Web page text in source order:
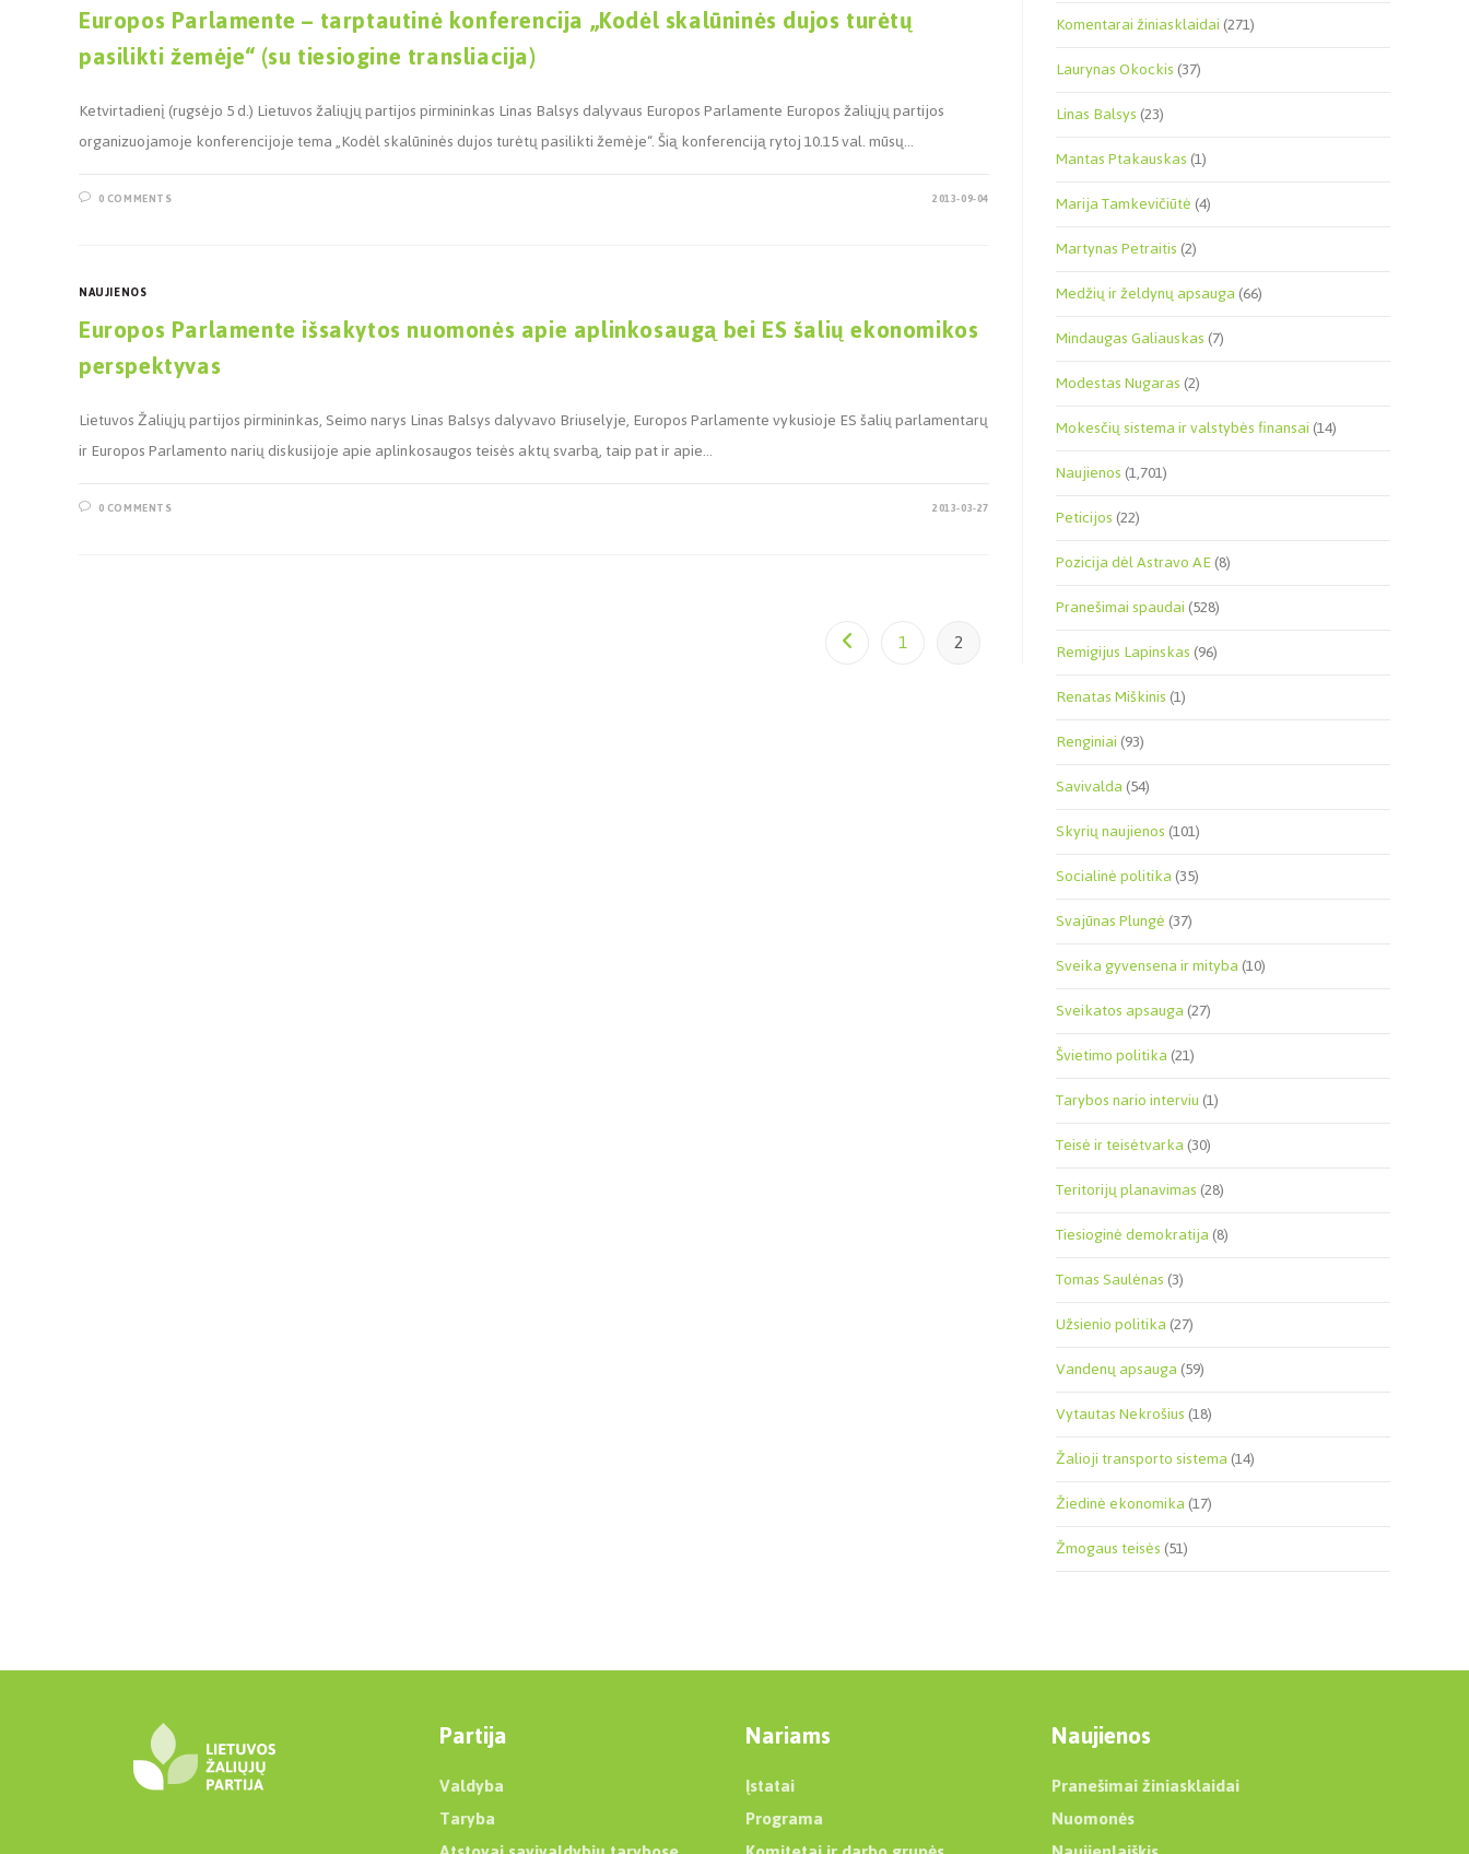
Europos Parlamente – tarptautinė konferencija „Kodėl skalūninės dujos turėtų
pasilikti žemėje“ (su tiesiogine transliacija)
Ketvirtadienį (rugsėjo 5 d.) Lietuvos žaliųjų partijos pirmininkas Linas Balsys dalyvaus Europos Parlamente Europos žaliųjų partijos
organizuojamoje konferencijoje tema „Kodėl skalūninės dujos turėtų pasilikti žemėje“. Šią konferenciją rytoj 10.15 val. mūsų…
0 COMMENTS 2013-09-04
NAUJIENOS
Europos Parlamente išsakytos nuomonės apie aplinkosaugą bei ES šalių ekonomikos
perspektyvas
Lietuvos Žaliųjų partijos pirmininkas, Seimo narys Linas Balsys dalyvavo Briuselyje, Europos Parlamente vykusioje ES šalių parlamentarų
ir Europos Parlamento narių diskusijoje apie aplinkosaugos teisės aktų svarbą, taip pat ir apie…
0 COMMENTS 2013-03-27
1 2
Komentarai žiniasklaidai(271)
Laurynas Okockis(37)
Linas Balsys(23)
Mantas Ptakauskas(1)
Marija Tamkevičiūtė(4)
Martynas Petraitis(2)
Medžių ir želdynų apsauga(66)
Mindaugas Galiauskas(7)
Modestas Nugaras(2)
Mokesčių sistema ir valstybės finansai(14)
Naujienos(1,701)
Peticijos(22)
Pozicija dėl Astravo AE(8)
Pranešimai spaudai(528)
Remigijus Lapinskas(96)
Renatas Miškinis(1)
Renginiai(93)
Savivalda(54)
Skyrių naujienos(101)
Socialinė politika(35)
Svajūnas Plungė(37)
Sveika gyvensena ir mityba(10)
Sveikatos apsauga(27)
Švietimo politika(21)
Tarybos nario interviu(1)
Teisė ir teisėtvarka(30)
Teritorijų planavimas(28)
Tiesioginė demokratija(8)
Tomas Saulėnas(3)
Užsienio politika(27)
Vandenų apsauga(59)
Vytautas Nekrošius(18)
Žalioji transporto sistema(14)
Žiedinė ekonomika(17)
Žmogaus teisės(51)
Partija
Valdyba
Taryba
Nariams
Įstatai
Programa
Naujienos
Pranešimai žiniasklaidai
Nuomonės